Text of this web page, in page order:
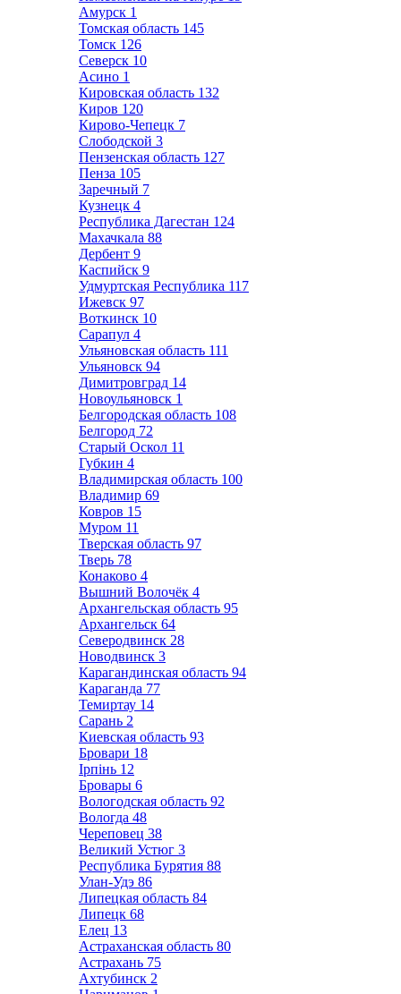
Амурск 1
Томская область 145
Томск 126
Северск 10
Асино 1
Кировская область 132
Киров 120
Кирово-Чепецк 7
Слободской 3
Пензенская область 127
Пенза 105
Заречный 7
Кузнецк 4
Республика Дагестан 124
Махачкала 88
Дербент 9
Каспийск 9
Удмуртская Республика 117
Ижевск 97
Воткинск 10
Сарапул 4
Ульяновская область 111
Ульяновск 94
Димитровград 14
Новоульяновск 1
Белгородская область 108
Белгород 72
Старый Оскол 11
Губкин 4
Владимирская область 100
Владимир 69
Ковров 15
Муром 11
Тверская область 97
Тверь 78
Конаково 4
Вышний Волочёк 4
Архангельская область 95
Архангельск 64
Северодвинск 28
Новодвинск 3
Карагандинская область 94
Караганда 77
Темиртау 14
Сарань 2
Киевская область 93
Бровари 18
Ірпінь 12
Бровары 6
Вологодская область 92
Вологда 48
Череповец 38
Великий Устюг 3
Республика Бурятия 88
Улан-Удэ 86
Липецкая область 84
Липецк 68
Елец 13
Астраханская область 80
Астрахань 75
Ахтубинск 2